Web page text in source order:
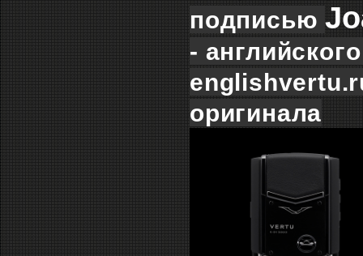
подписью
-
оригинала